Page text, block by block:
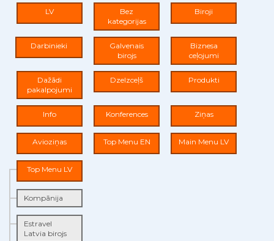
LV
Bez
kategorijas
Biroji
Darbinieki
Galvenais
birojs
Biznesa
ceļojumi
Dažādi
pakalpojumi
Dzelzceļš Produkti
Info Konferences Ziņas
Avioziņas Top Menu EN Main Menu LV
Top Menu LV
Kompānija
Estravel
Latvia birojs